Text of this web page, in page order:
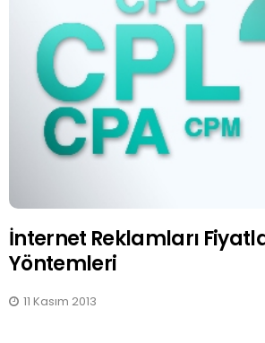
İnternet Reklamları
Yöntemleri
11 Kasım 2013